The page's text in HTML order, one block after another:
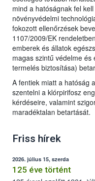
mind a hatóságnak fel
növényvédelmi
fokozott ellenőrzések
1107/2009/EK
emberek és állatok
magas szintű védelme
termelés biztosítása)
A fentiek miatt a hatóság
szentelni a klórpirifosz
kérdéseire, valamint
maradéktalan betartását.
Friss hírek
2026. július 15, szerda
125 éve történt